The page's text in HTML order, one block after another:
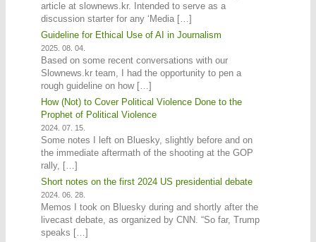
article at slownews.kr. Intended to serve as a
discussion starter for any ‘Media […]
Guideline for Ethical Use of AI in Journalism
2025. 08. 04.
Based on some recent conversations with our
Slownews.kr team, I had the opportunity to pen a
rough guideline on how […]
How (Not) to Cover Political Violence Done to the
Prophet of Political Violence
2024. 07. 15.
Some notes I left on Bluesky, slightly before and on
the immediate aftermath of the shooting at the GOP
rally, […]
Short notes on the first 2024 US presidential debate
2024. 06. 28.
Memos I took on Bluesky during and shortly after the
livecast debate, as organized by CNN. “So far, Trump
speaks […]